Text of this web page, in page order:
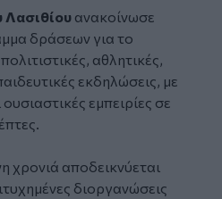
Λασιθίου ανακοίνωσε
δράσεων για το
αθλητικές,
εκδηλώσεις, με
εμπειρίες σε
χρονιά αποδεικνύεται
διοργανώσεις